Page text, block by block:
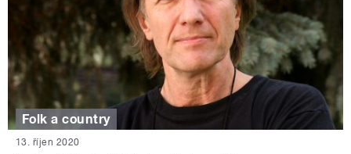
Folk a country
13. říjen 2020